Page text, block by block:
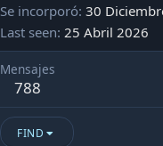
Se incorporó 30
Last seen 25 Abril 2026
Mensajes
788
FIND